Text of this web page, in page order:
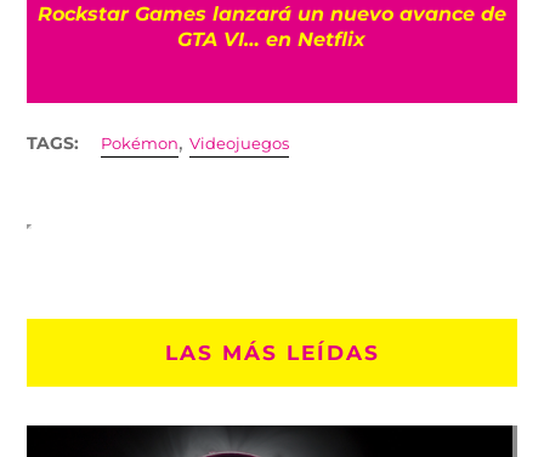
Rockstar Games lanzará un nuevo avance de
GTA VI… en Netflix
TAGS: Pokémon,Videojuegos
LAS MÁS LEÍDAS